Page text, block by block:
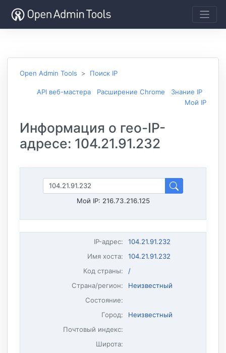
Open Admin Tools Поиск IP
API веб-мастера Расширение Chrome
Знание IP
Мой IP
Информация о гео-IP-
адресе: 104.21.91.232
Мой IP: 216.73.216.125
IP-адрес:
104.21.91.232
Имя хоста:
104.21.91.232
Код страны:
/
Страна/регион:
Неизвестный
Состояние:
Город:
Неизвестный
Почтовый индекс:
Широта: